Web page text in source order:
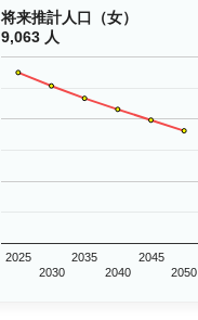
将来推計人口（女）
9,063 人
2025
2030
2035
2040
2045
2050